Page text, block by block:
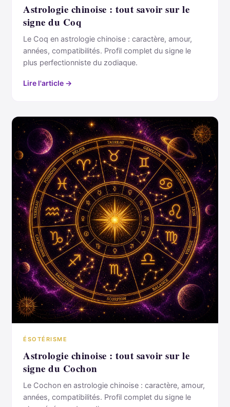
Astrologie chinoise : tout savoir sur le
signe du Coq
Le Coq en astrologie chinoise : caractère, amour,
années, compatibilités. Profil complet du signe le
plus perfectionniste du zodiaque.
Lire l'article →
ÉSOTÉRISME
Astrologie chinoise : tout savoir sur le
signe du Cochon
Le Cochon en astrologie chinoise : caractère, amour,
années, compatibilités. Profil complet du signe le